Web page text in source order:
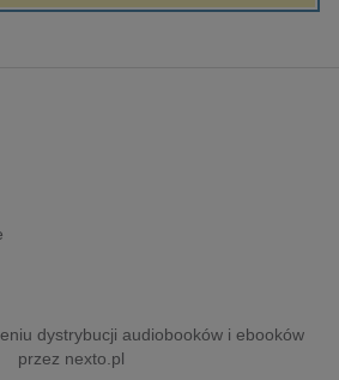
technologie, informatyka
informacyjne
dystrybucji audiobooków i ebooków
przez nexto.pl